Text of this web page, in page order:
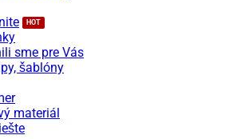
sme pre Vás
šablóny
materiál